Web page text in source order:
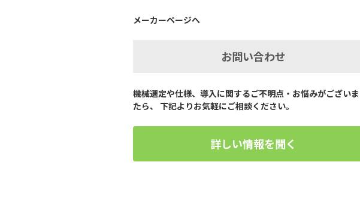
メーカーページへ
お問い合わせ
機械選定や仕様、導入に関するご不明点・お悩みがござい
たら、 下記よりお気軽にご相談ください。
詳しい情報を聞く